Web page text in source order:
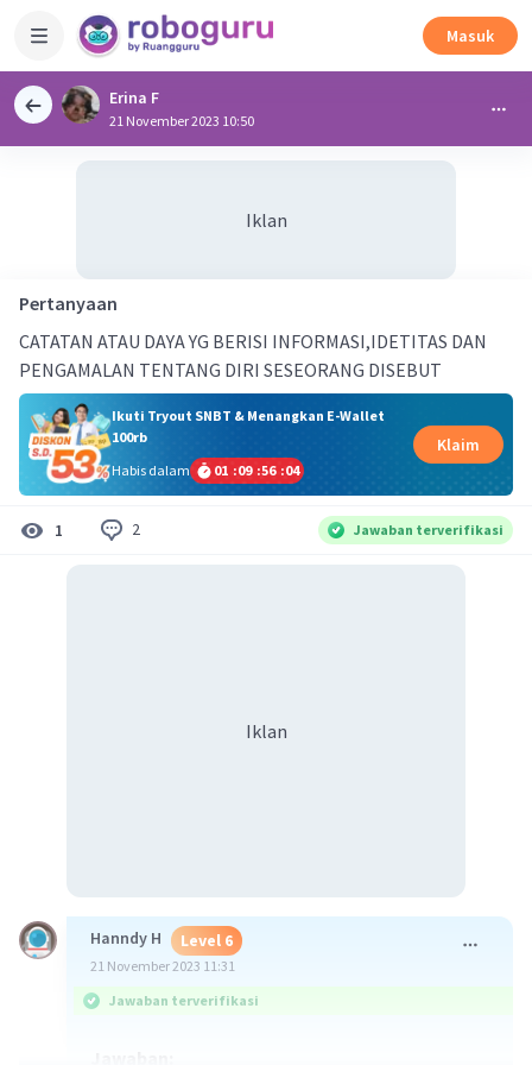
Masuk
Erina F
21 November 2023 10:50
Iklan
Pertanyaan
CATATAN ATAU DAYA YG BERISI INFORMASI,IDETITAS DAN
PENGAMALAN TENTANG DIRI SESEORANG DISEBUT
Ikuti Tryout SNBT & Menangkan E-Wallet
100rb
Habis dalam
01 :09 :56 :03
Klaim
1 2 Jawaban terverifikasi
Iklan
Hanndy H Level 6
21 November 2023 11:31
Jawaban terverifikasi